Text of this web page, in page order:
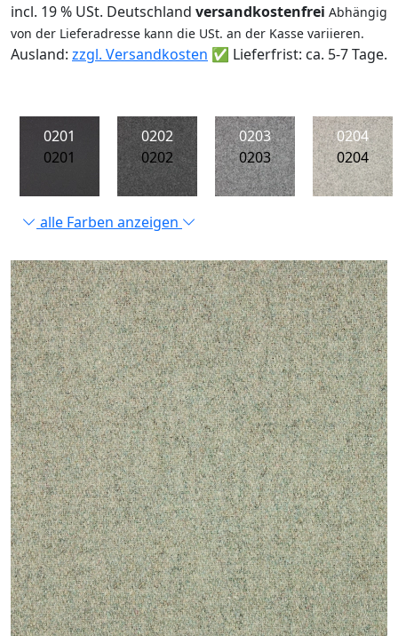
incl. 19 % USt. Deutschland versandkostenfrei Abhängig
von der Lieferadresse kann die USt. an der Kasse variieren.
Ausland: zzgl. Versandkosten ✅ Lieferfrist: ca. 5-7 Tage.
0201
0201
0202
0202
0203
0203
0204
0204
alle Farben anzeigen